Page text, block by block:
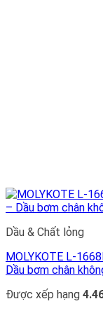
Dầu & Chất lỏng
MOLYKOTE L-
Dầu bơm chân
Được xếp hạng